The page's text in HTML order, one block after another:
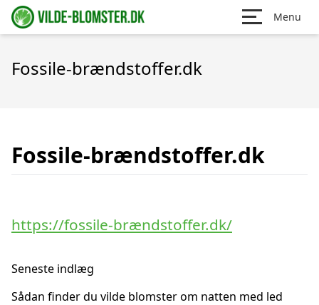
Menu
Fossile-brændstoffer.dk
Fossile-brændstoffer.dk
https://fossile-brændstoffer.dk/
Seneste indlæg
Sådan finder du vilde blomster om natten med led